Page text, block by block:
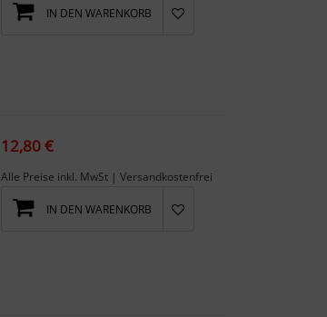
IN DEN WARENKORB
12,80 €
Alle Preise inkl. MwSt | Versandkostenfrei
IN DEN WARENKORB